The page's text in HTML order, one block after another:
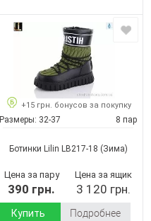
+15 грн. бонусов за покупку
Размеры: 32-37 8 пар
Ботинки Lilin LB217-18 (Зима)
Цена за пару
390 грн.
Цена за ящик
3 120 грн.
Купить Подробнее